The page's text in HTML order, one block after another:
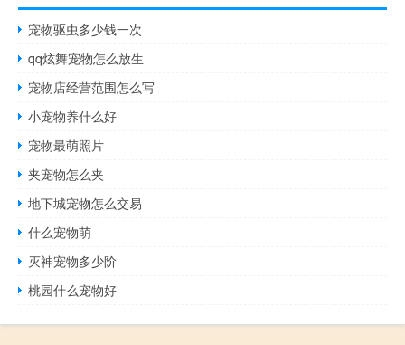
宠物驱虫多少钱一次
qq炫舞宠物怎么放生
宠物店经营范围怎么写
小宠物养什么好
宠物最萌照片
夹宠物怎么夹
地下城宠物怎么交易
什么宠物萌
灭神宠物多少阶
桃园什么宠物好